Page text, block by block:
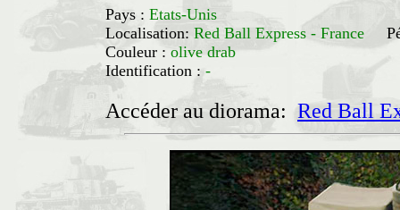
Pays : Etats-Unis
Localisation: Red Ball Express - France
Couleur : olive drab
Identification : -
Accéder au diorama: Red Ball